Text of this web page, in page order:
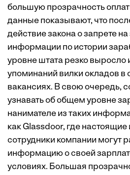
большую прозрачность
данные показывают, что
действие закона о запрете
информации по истории
уровне штата резко выросло
упоминаний вилки окладов в
вакансиях. В свою очередь,
узнавать об общем уровне
нанимателе из таких
как Glassdoor, где
сотрудники компании могут
информацию о своей
условиях. Большая